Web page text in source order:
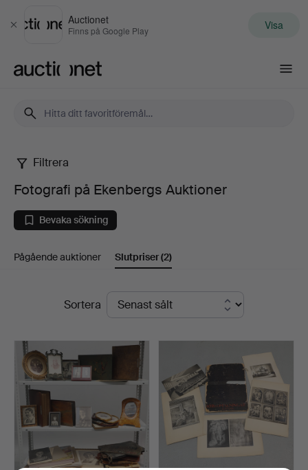
Stäng
Auctionet
Finns på Google Play Visa
Fotografi
på
Ekenbergs
Auktioner
Filtrera
Fotografi på Ekenbergs Auktioner
Bevaka sökning
Pågående auktioner Slutpriser(2)
SlutpriserSortera